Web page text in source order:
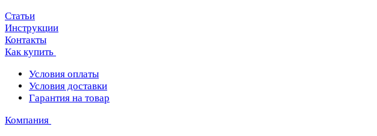
Статьи
Инструкции
Контакты
Как купить
Условия оплаты
Условия доставки
Гарантия на товар
Компания